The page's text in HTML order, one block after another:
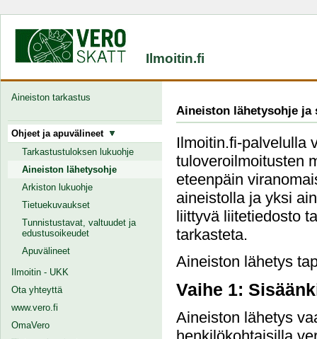
Ilmoitin.fi
Aineiston tarkastus
Ohjeet ja apuvälineet
Tarkastustuloksen lukuohje
Aineiston lähetysohje
Arkiston lukuohje
Tietuekuvaukset
Tunnistustavat, valtuudet ja
edustusoikeudet
Apuvälineet
Ilmoitin - UKK
Ota yhteyttä
www.vero.fi
OmaVero
Aineiston lähetysohje ja
Ilmoitin.fi-palvelulla
tuloveroilmoitusten
eteenpäin
aineistolla ja yksi
liittyvä liitetiedosto
tarkasteta.
Aineiston lähetys
Vaihe 1:
Aineiston lähetys